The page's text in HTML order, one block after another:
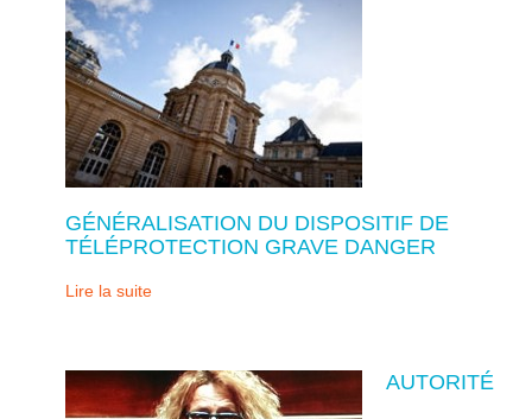
GÉNÉRALISATION DU DISPOSITIF DE
TÉLÉPROTECTION GRAVE DANGER
Lire la suite
AUTORITÉ